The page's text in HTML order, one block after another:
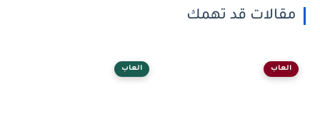
مقالات قد تهمك
العاب العاب